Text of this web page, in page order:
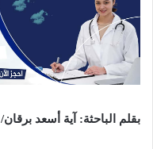
بقلم الباحثة: آية أسعد برقان/